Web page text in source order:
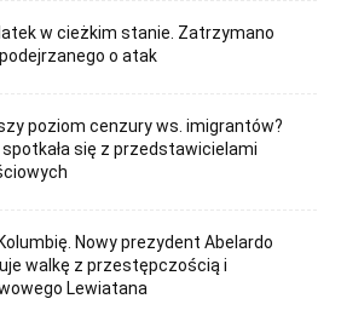
w cieżkim stanie. Zatrzymano
o atak
poziom cenzury ws. imigrantów?
się z przedstawicielami
Nowy prezydent Abelardo
walkę z przestępczością i
Lewiatana